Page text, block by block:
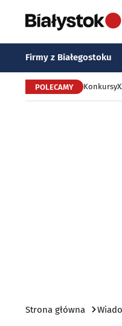
Firmy z Białegostoku
POLECAMY Konkursy
Strona główna